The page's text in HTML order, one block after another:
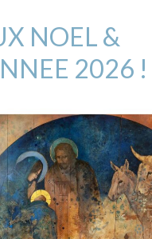
NOEL &
2026 !